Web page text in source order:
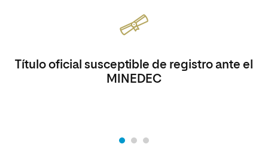
Título oficial susceptible de registro ante el
MINEDEC